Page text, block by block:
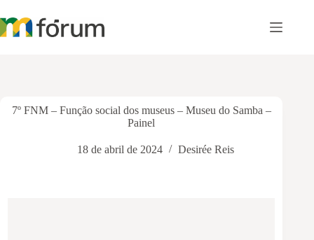
para
o
7º FNM – Função social dos museus – Museu do Samba –
Painel
18 de abril de 2024 Desirée Reis